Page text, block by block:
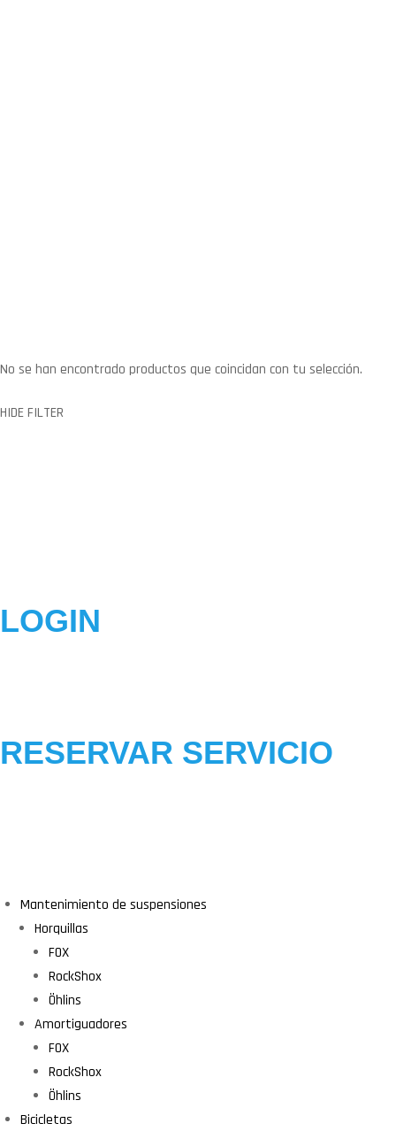
No se han encontrado productos que coincidan con tu selección.
HIDE FILTER
LOGIN
RESERVAR SERVICIO
Mantenimiento de suspensiones
Horquillas
FOX
RockShox
Öhlins
Amortiguadores
FOX
RockShox
Öhlins
Bicicletas